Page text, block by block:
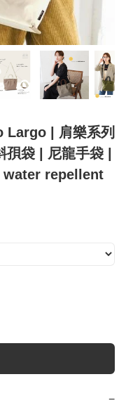
Largo | 肩樂系列
袋 | 尼龍手袋 |
water repellent
−